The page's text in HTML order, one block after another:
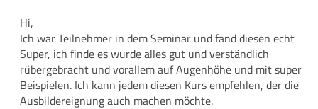
Hi,
Ich war Teilnehmer in dem Seminar und fand diesen echt
Super, ich finde es wurde alles gut und verständlich
rübergebracht und vorallem auf Augenhöhe und mit super
Beispielen. Ich kann jedem diesen Kurs empfehlen, der die
Ausbildereignung auch machen möchte.